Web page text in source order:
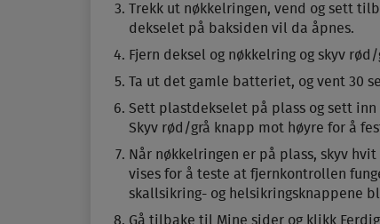
Trekk ut nøkkel­ringen, vend og sett
dekselet på baksiden vil da åpnes.
Fjern deksel og nøkkel­ring og skyv
Ta ut det gamle batteriet, og vent 30
Sett plast­dekselet på plass og sett
Skyv rød/grå knapp mot høyre for å
Når nøkkel­ringen er på plass, skyv
vises for å teste at fjern­kontrollen
skallsikring- og helsikringsknappene
Gå tilbake til Mine sider og klikk